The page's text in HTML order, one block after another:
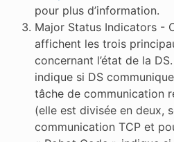
pour plus d’information.
Major Status Indicators -
affichent les trois
concernant l’état de la
indique si DS
tâche de communication
(elle est divisée en deux,
communication TCP et